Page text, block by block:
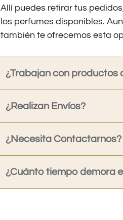
Allí puedes retirar tus
los perfumes disponibles.
también te ofrecemos esta
¿Trabajan con productos
¿Realizan Envíos?
¿Necesita Contactarnos?
¿Cuánto tiempo demora